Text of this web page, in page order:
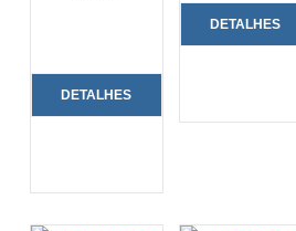
DETALHES
DETALHES